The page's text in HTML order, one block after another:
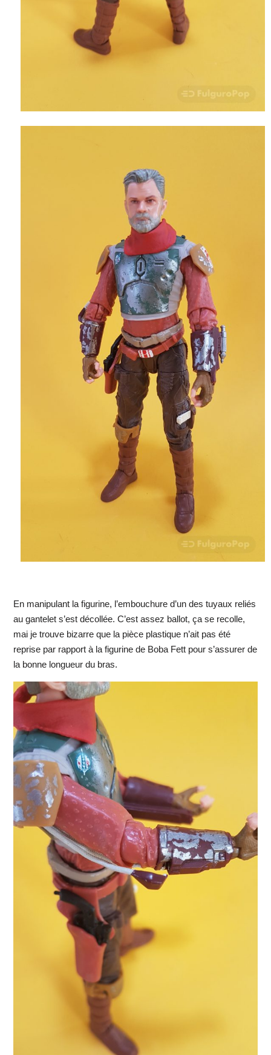
En manipulant la figurine, l’embouchure d’un des tuyaux reliés
au gantelet s’est décollée. C’est assez ballot, ça se recolle,
mai je trouve bizarre que la pièce plastique n’ait pas été
reprise par rapport à la figurine de Boba Fett pour s’assurer de
la bonne longueur du bras.